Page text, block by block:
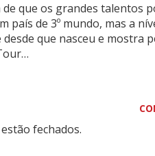
que os grandes talentos
país de 3º mundo, mas a
desde que nasceu e mostra
fechados.